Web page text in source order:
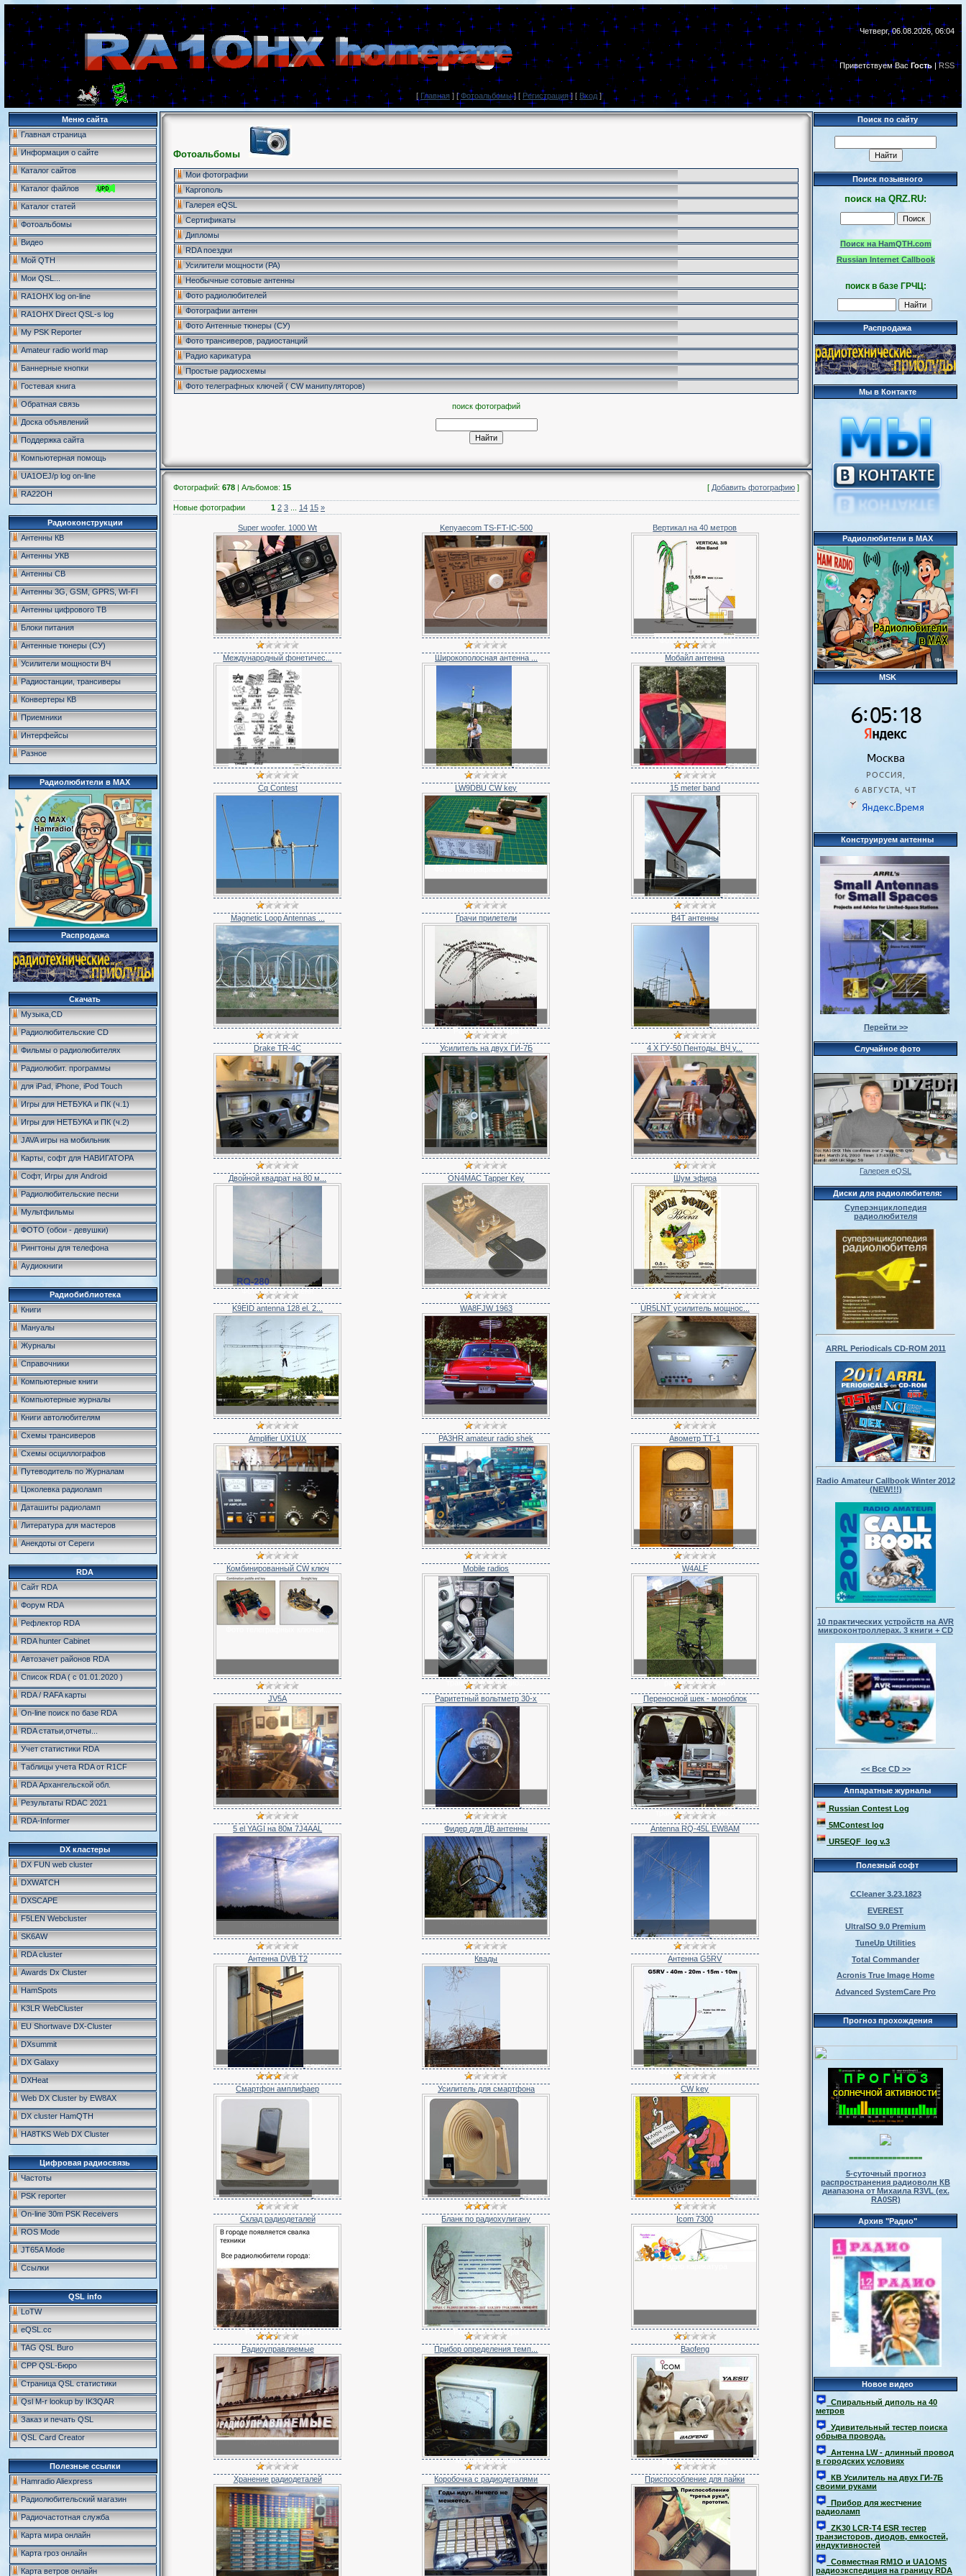
Четверг, 06.08.2026, 06:04
Приветствуем Вас Гость|RSS
[ Главная ] [Фотоальбомы] [ Регистрация] [ Вход ]
Меню сайта
Главная страница
Информация о сайте
Каталог сайтов
Каталог файлов
Каталог статей
Фотоальбомы
Видео
Мой QTH
Мои QSL...
RA1OHX log on-line
RA1OHX Direct QSL-s log
My PSK Reporter
Amateur radio world map
Баннерные кнопки
Гостевая книга
Обратная связь
Доска объявлений
Поддержка сайта
Компьютерная помощь
UA1OEJ/p log on-line
RA22OH
Радиоконструкции
Антенны КВ
Антенны УКВ
Антенны CB
Антенны 3G, GSM, GPRS, WI-FI
Антенны цифрового ТВ
Блоки питания
Антенные тюнеры (СУ)
Усилители мощности ВЧ
Радиостанции, трансиверы
Конвертеры КВ
Приемники
Интерфейсы
Разное
Радиолюбители в MAX
Распродажа
Скачать
Музыка,CD
Радиолюбительские CD
Фильмы о радиолюбителях
Радиолюбит. программы
для iPad, iPhone, iPod Touch
Игры для НЕТБУКА и ПК (ч.1)
Игры для НЕТБУКА и ПК (ч.2)
JAVA игры на мобильник
Карты, софт для НАВИГАТОРА
Софт, Игры для Android
Радиолюбительские песни
Мультфильмы
ФОТО (обои - девушки)
Рингтоны для телефона
Аудиокниги
Радиобиблиотека
Книги
Мануалы
Журналы
Справочники
Компьютерные книги
Компьютерные журналы
Книги автолюбителям
Схемы трансиверов
Схемы осциллографов
Путеводитель по Журналам
Цоколевка радиоламп
Даташиты радиоламп
Литература для мастеров
Анекдоты от Сереги
RDA
Сайт RDA
Форум RDA
Рефлектор RDA
RDA hunter Cabinet
Автозачет районов RDA
Список RDA ( c 01.01.2020 )
RDA / RAFA карты
On-line поиск по базе RDA
RDA статьи,отчеты...
Учет статистики RDA
Таблицы учета RDA от R1CF
RDA Архангельской обл.
Результаты RDAC 2021
RDA-Informer
DX кластеры
DX FUN web cluster
DXWATCH
DXSCAPE
F5LEN Webcluster
SK6AW
RDA cluster
Awards Dx Cluster
HamSpots
K3LR WebCluster
EU Shortwave DX-Cluster
DXsummit
DX Galaxy
DXHeat
Web DX Cluster by EW8AX
DX cluster HamQTH
HA8TKS Web DX Cluster
Цифровая радиосвязь
Частоты
PSK reporter
On-line 30m PSK Receivers
ROS Mode
JT65A Mode
Ссылки
QSL info
LoTW
eQSL.cc
TAG QSL Buro
СРР QSL-Бюро
Страница QSL статистики
Qsl M-r lookup by IK3QAR
Заказ и печать QSL
QSL Card Creator
Полезные ссылки
Hamradio Aliexpress
Радиолюбительский магазин
Радиочастотная служба
Карта мира онлайн
Карта гроз онлайн
Карта ветров онлайн
Фотоальбомы
Мои фотографии
Каргополь
Галерея eQSL
Сертификаты
Дипломы
RDA поездки
Усилители мощности (PA)
Необычные сотовые антенны
Фото радиолюбителей
Фотографии антенн
Фото Антенные тюнеры (СУ)
Фото трансиверов, радиостанций
Радио карикатура
Простые радиосхемы
Фото телеграфных ключей ( CW манипуляторов)
поиск фотографий
Фотографий: 678 | Альбомов: 15 [ Добавить фотографию ]
Новые фотографии 1 2 3 14 15 »
Super woofer. 1000 Wt
Радио карикатура
Kenyaecom TS-FT-IC-500 Вертикал на 40 метров
Фотографии антенн
Международный фонетичес...
Радио
карикатура
Широкополосная антенна ...
Радио
карикатура
Мобайл антенна
Радио
карикатура
Cq Contest
Радио карикатура
LW9DBU CW key 15 meter band
Радио
карикатура
Magnetic Loop Antennas ...
Грачи прилетели
Радио карикатура
B4T антенны
Фотографии
антенн
Drake TR-4C
Усилитель на двух ГИ-7Б 4 X ГУ-50 Пентоды. ВЧ у...
Двойной квадрат на 80 м...
Фотографии антенн
ON4MAC Tapper Key
Фото телеграфных ключей...
Шум эфира
Радио
карикатура
K9EID antenna 128 el. 2...
WA8FJW 1963 UR5LNT усилитель мощнос...
Amplifier UX1UX PA3HR amateur radio shek Авометр ТТ-1
Мои
фотографии
Комбинированный CW ключ
Mobile radios
Фото
трансиверов, радио...
W4ALF
Фото
радиолюбителей
JV5A
Раритетный вольтметр 30-х
Мои
фотографии
Переносной шек - моноблок
Фото
трансиверов, радио...
5 el YAGI на 80м 7J4AAL
Фидер для ДВ антенны
Фотографии антенн
Antenna RQ-45L EW8AM
Фотографии
антенн
Антенна DVB T2
Радио
карикатура
Квады
Фотографии
антенн
Антенна G5RV
Фотографии антенн
Смартфон амплифаер
Радио
карикатура
Усилитель для смартфона
Радио
карикатура
CW key
Радио
карикатура
Склад радиодеталей
Радио карикатура
Бланк по радиохулигану
Радио карикатура
Icom 7300
Радиоуправляемые
Радио карикатура
Прибор определения темп...
Мои фотографии
Baofeng
Радио карикатура
Хранение радиодеталей
Коробочка с радиодеталями Приспособление для пайки
Поиск по сайту
Поиск позывного
поиск на QRZ.RU:
Поиск на HamQTH.com
Russian Internet Callbook
поиск в базе ГРЧЦ:
Распродажа
Мы в Контакте
Радиолюбители в MAX
MSK
Конструируем антенны
Перейти >>
Случайное фото
Галерея eQSL
Диски для радиолюбителя:
Суперэнциклопедия
радиолюбителя
ARRL Periodicals CD-ROM 2011
Radio Amateur Callbook Winter 2012
(NEW!!!)
10 практических устройств на AVR
микроконтроллерах. 3 книги + CD
<< Все CD >>
Аппаратные журналы
Russian Contest Log
5MContest log
UR5EQF_log v.3
Полезный софт
CCleaner 3.23.1823
EVEREST
UltraISO 9.0 Premium
TuneUp Utilities
Total Commander
Acronis True Image Home
Advanced SystemCare Pro
Прогноз прохождения
=================
5-суточный прогноз
распространения радиоволн КВ
диапазона от Михаила R3VL (ex.
RA0SR)
Архив "Радио"
Новое видео
Спиральный диполь на 40
метров
Удивительный тестер поиска
обрыва провода.
Антенна LW - длинный провод
в городских условиях
КВ Усилитель на двух ГИ-7Б
своими руками
Прибор для жестчение
радиоламп
ZK30 LCR-T4 ESR тестер
транзисторов, диодов, емкостей,
индуктивностей
Совместная RM1O и UA1OMS
радиоэкспедиция на границу RDA